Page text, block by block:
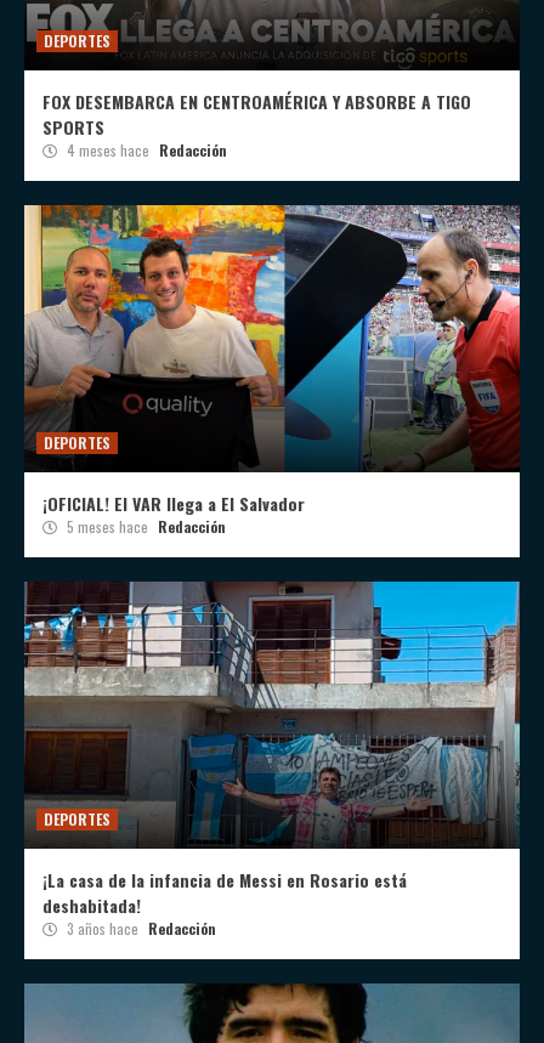
DEPORTES
FOX DESEMBARCA EN CENTROAMÉRICA Y ABSORBE A TIGO
SPORTS
4 meses hace Redacción
DEPORTES
¡OFICIAL! El VAR llega a El Salvador
5 meses hace Redacción
DEPORTES
¡La casa de la infancia de Messi en Rosario está
deshabitada!
3 años hace Redacción